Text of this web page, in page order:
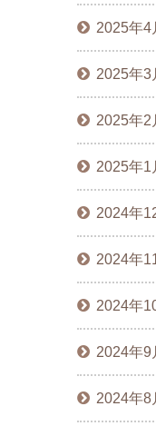
2025年4
2025年3
2025年2
2025年1
2024年
2024年
2024年
2024年9
2024年8